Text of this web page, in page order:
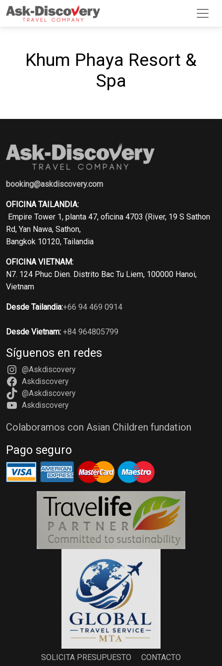
Khum Phaya Resort &
Spa
booking@askdiscovery.com
OFICINA TAILANDIA:
Empire Tower 1, planta 47, oficina 4703 (River, 19 S Sathon
Rd, Yan Nawa, Sathon,
Bangkok 10120, Tailandia
OFICINA VIETNAM:
N7. 124 Phuc Dien. Distrito Bac Tu Liem, 100000 Hanoi,
Vietnam
Desde Tailandia:+66 94 469 0914
Desde Vietnam: +84 964805799
Síguenos en redes
@Askdiscovery
Askdiscovery
@Askdiscovery
Askdiscovery
Colaboramos con Asian Children fundation
Pago seguro
SOLICITA PRESUPUESTO CONTACTO